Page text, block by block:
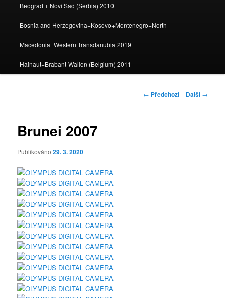
Beograd + Novi Sad (Serbia) 2010
Bosnia and Herzegovina+Kosovo+Montenegro+North
Macedonia+Western Transdanubia 2019
Hainaut+Brabant-Wallon (Belgium) 2011
Navigace
← Předchozí Další→
Brunei 2007
Publikováno29. 3. 2020